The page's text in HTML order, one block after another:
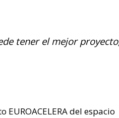
tener el mejor
del espacio